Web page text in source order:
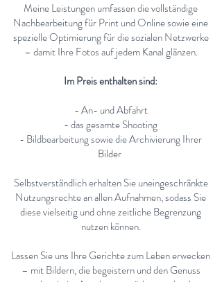
Meine Leistungen umfassen die vollständige
Nachbearbeitung für Print und Online sowie eine
spezielle Optimierung für die sozialen Netzwerke
– damit Ihre Fotos auf jedem Kanal glänzen.
Im Preis enthalten sind:
- An- und Abfahrt
- das gesamte Shooting
- Bildbearbeitung sowie die Archivierung Ihrer
Bilder
Selbstverständlich erhalten Sie uneingeschränkte
Nutzungsrechte an allen Aufnahmen, sodass Sie
diese vielseitig und ohne zeitliche Begrenzung
nutzen können.
Lassen Sie uns Ihre Gerichte zum Leben erwecken
– mit Bildern, die begeistern und den Genuss